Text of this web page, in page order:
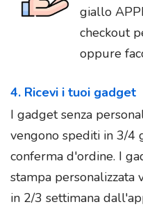
giallo
checkout
oppure
4. Ricevi i tuoi gadget
I gadget senza
vengono spediti in 3/4
conferma d'ordine. I
stampa personalizzata
in 2/3 settimana